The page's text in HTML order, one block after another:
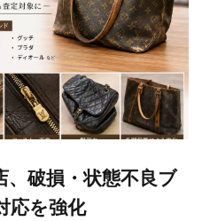
、破損・状態不良ブ
応を強化